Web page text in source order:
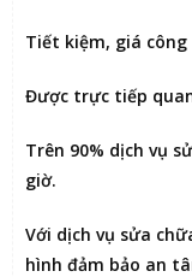
Tiết kiệm, giá
Được trực tiếp
Trên 90% dịch vụ
giờ.
Với dịch vụ sửa
hình đảm bảo an